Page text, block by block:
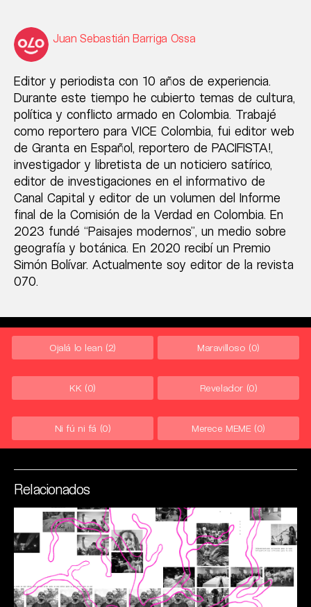
Juan Sebastián Barriga Ossa
Editor y periodista con 10 años de experiencia.
Durante este tiempo he cubierto temas de cultura,
política y conflicto armado en Colombia. Trabajé
como reportero para VICE Colombia, fui editor web
de Granta en Español, reportero de PACIFISTA!,
investigador y libretista de un noticiero satírico,
editor de investigaciones en el informativo de
Canal Capital y editor de un volumen del Informe
final de la Comisión de la Verdad en Colombia. En
2023 fundé “Paisajes modernos”, un medio sobre
geografía y botánica. En 2020 recibí un Premio
Simón Bolívar. Actualmente soy editor de la revista
070.
Ojalá lo lean (2) Maravilloso (0)
KK (0) Revelador (0)
Ni fú ni fá (0) Merece MEME (0)
Relacionados